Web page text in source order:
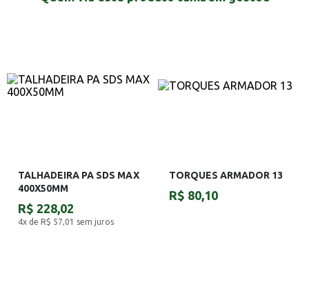
TALHADEIRA PA SDS MAX
400X50MM
R$ 228,02
4x de R$ 57,01 sem juros
TORQUES ARMADOR 13
R$ 80,10